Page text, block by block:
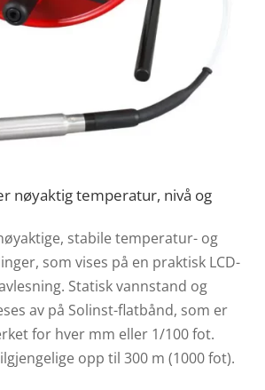
nøyaktig temperatur, nivå og
stabile temperatur- og
som vises på en praktisk LCD-
Statisk vannstand og
av på Solinst-flatbånd, som er
for hver mm eller 1/100 fot.
opp til 300 m (1000 fot).